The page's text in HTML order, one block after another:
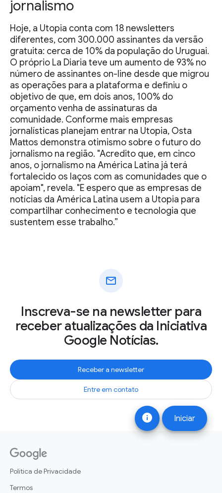
info Iniciar
jornalismo
Hoje, a Utopia conta com 18 newsletters
diferentes, com 300.000 assinantes da versão
gratuita: cerca de 10% da população do Uruguai.
O próprio La Diaria teve um aumento de 93% no
número de assinantes on-line desde que migrou
as operações para a plataforma e definiu o
objetivo de que, em dois anos, 100% do
orçamento venha de assinaturas da
comunidade. Conforme mais empresas
jornalísticas planejam entrar na Utopia, Osta
Mattos demonstra otimismo sobre o futuro do
jornalismo na região. "Acredito que, em cinco
anos, o jornalismo na América Latina já terá
fortalecido os laços com as comunidades que o
apoiam", revela. "E espero que as empresas de
notícias da América Latina usem a Utopia para
compartilhar conhecimento e tecnologia que
sustentem esse trabalho.”
mail
Inscreva-se na newsletter para
receber atualizações da Iniciativa
Google Notícias.
Receber a newsletter
Entre em contato
Política de Privacidade
Termos